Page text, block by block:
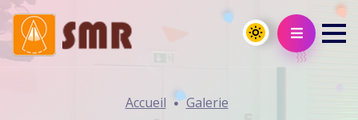
Accueil Galerie